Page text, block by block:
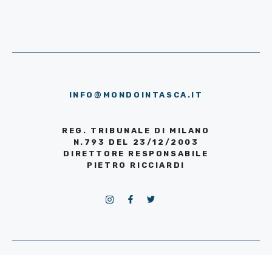
INFO@MONDOINTASCA.IT
REG. TRIBUNALE DI MILANO
N.793 DEL 23/12/2003
DIRETTORE RESPONSABILE
PIETRO RICCIARDI